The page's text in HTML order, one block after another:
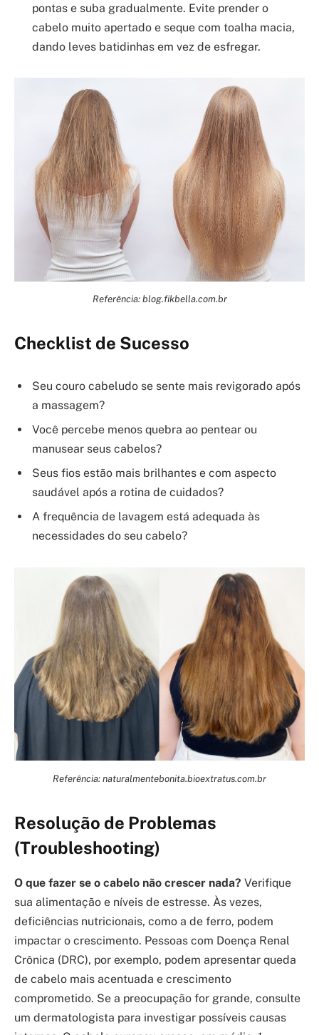
pontas e suba gradualmente. Evite prender o
cabelo muito apertado e seque com toalha macia,
dando leves batidinhas em vez de esfregar.
Referência: blog.fikbella.com.br
Checklist de Sucesso
Seu couro cabeludo se sente mais revigorado após
a massagem?
Você percebe menos quebra ao pentear ou
manusear seus cabelos?
Seus fios estão mais brilhantes e com aspecto
saudável após a rotina de cuidados?
A frequência de lavagem está adequada às
necessidades do seu cabelo?
Referência: naturalmentebonita.bioextratus.com.br
Resolução de Problemas
(Troubleshooting)
O que fazer se o cabelo não crescer nada? Verifique
sua alimentação e níveis de estresse. Às vezes,
deficiências nutricionais, como a de ferro, podem
impactar o crescimento. Pessoas com Doença Renal
Crônica (DRC), por exemplo, podem apresentar queda
de cabelo mais acentuada e crescimento
comprometido. Se a preocupação for grande, consulte
um dermatologista para investigar possíveis causas